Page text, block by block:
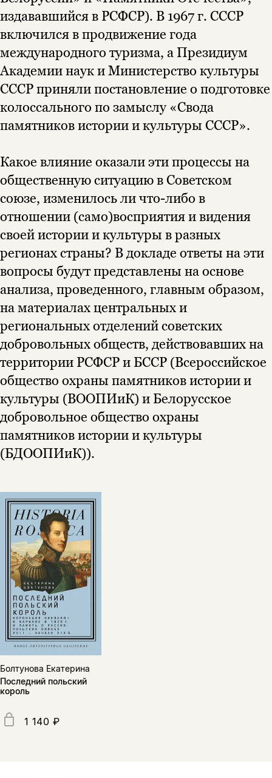
издававшийся в РСФСР). В 1967 г. СССР
включился в продвижение года
международного туризма, а Президиум
Академии наук и Министерство культуры
СССР приняли постановление о подготовке
колоссального по замыслу «Свода
памятников истории и культуры СССР».
Какое влияние оказали эти процессы на
общественную ситуацию в Советском
союзе, изменилось ли что-либо в
отношении (само)восприятия и видения
своей истории и культуры в разных
регионах страны? В докладе ответы на эти
вопросы будут представлены на основе
анализа, проведенного, главным образом,
на материалах центральных и
региональных отделений советских
добровольных обществ, действовавших на
территории РСФСР и БССР (Всероссийское
общество охраны памятников истории и
культуры (ВООПИиК) и Белорусское
добровольное общество охраны
памятников истории и культуры
(БДООПИиК)).
Болтунова Екатерина
Последний польский
король
1 140 ₽
подписаться
подписаться
да
нет, вернуться назад